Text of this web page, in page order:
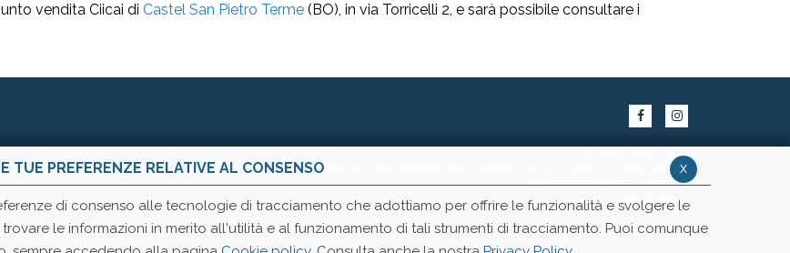
vendita Ciicai di Castel San Pietro Terme (BO), in via Torricelli 2, e sarà possibile consultare i
WETRANSFER CIICAI
CHI SIAMO
LAVORA CON NOI PRESS ROOM INFORMATIVA CLIENTI/FORNITORI
COOKIE POLICY
WHISTLEBLOWING
CREDITS
SHOWROOM
x
TUE PREFERENZE RELATIVE AL CONSENSO
di consenso alle tecnologie di tracciamento che adottiamo per offrire le funzionalità e svolgere le
le informazioni in merito all'utilità e al funzionamento di tali strumenti di tracciamento. Puoi comunque